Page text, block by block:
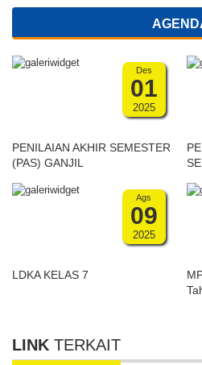
Des
01
2025
PENILAIAN AKHIR SEMESTER
(PAS) GANJIL
Ags
09
2025
LDKA KELAS 7
LINK TERKAIT